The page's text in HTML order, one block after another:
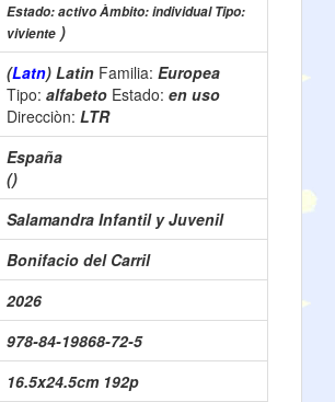
Estado: activo Àmbito: individual Tipo:
viviente )
(Latn) Latin Familia: Europea
Tipo: alfabeto Estado: en uso
Direcciòn: LTR
España
()
Salamandra Infantil y Juvenil
Bonifacio del Carril
2026
978-84-19868-72-5
16.5x24.5cm 192p